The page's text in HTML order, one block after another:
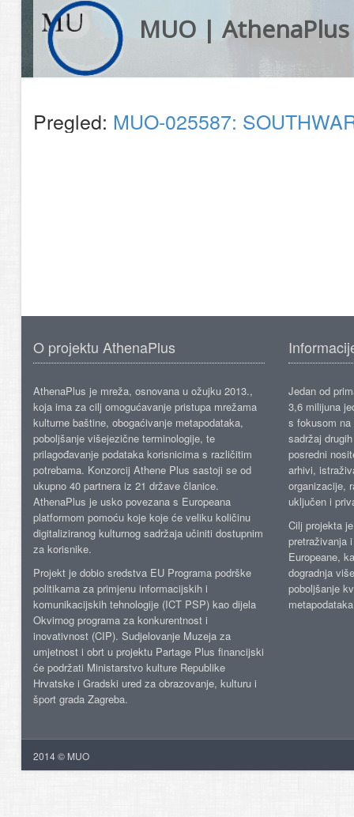
MUO | AthenaPlus
Pregled: MUO-025587:
O projektu AthenaPlus
AthenaPlus je mreža, osnovana u ožujku 2013.,
koja ima za cilj omogućavanje pristupa mrežama
kulturne baštine, obogaćivanje metapodataka,
poboljšanje višejezične terminologije, te
prilagođavanje podataka korisnicima s različitim
potrebama. Konzorcij Athene Plus sastoji se od
ukupno 40 partnera iz 21 države članice.
AthenaPlus je usko povezana s Europeana
platformom pomoću koje koje će veliku količinu
digitaliziranog kulturnog sadržaja učiniti dostupnim
za korisnike.
Projekt je dobio sredstva EU Programa podrške
politikama za primjenu informacijskih i
komunikacijskih tehnologije (ICT PSP) kao dijela
Okvirnog programa za konkurentnost i
inovativnost (CIP). Sudjelovanje Muzeja za
umjetnost i obrt u projektu Partage Plus financijski
će podržati Ministarstvo kulture Republike
Hrvatske i Gradski ured za obrazovanje, kulturu i
šport grada Zagreba.
Jedan od
3,6 milijuna
s fokusom
sadržaj
posredni
arhivi,
organizacije,
uključen i
Cilj projekta
pretraživanja
Europeane,
dogradnja
poboljšanje
2014 © MUO